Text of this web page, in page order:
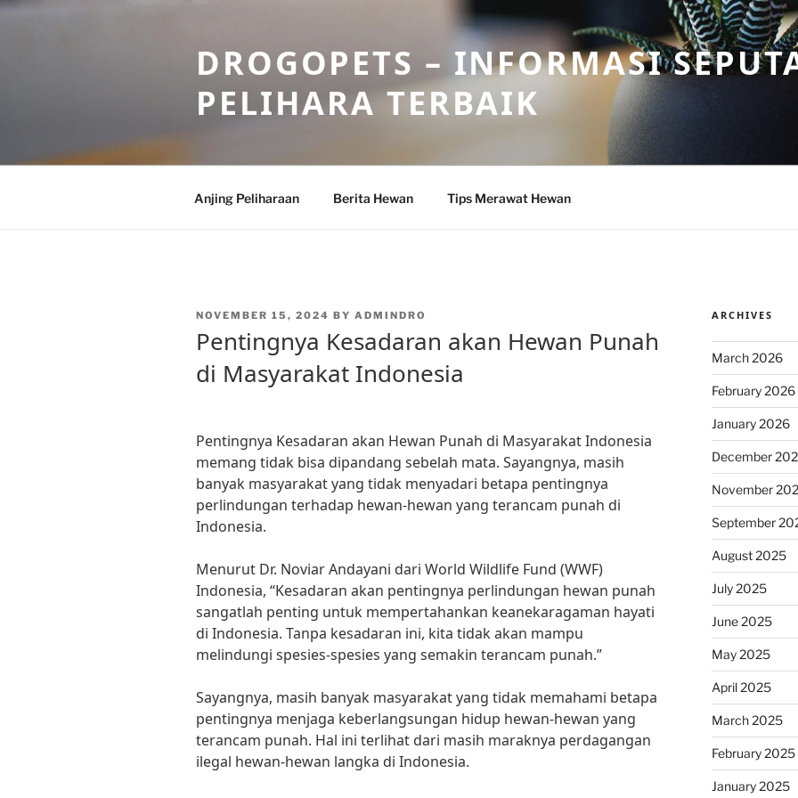
Skip
DROGOPETS – INFORMASI
PELIHARA TERBAIK
Anjing Peliharaan Berita Hewan Tips Merawat Hewan
POSTED
NOVEMBER 15, 2024 BY ADMINDRO
Pentingnya Kesadaran akan Hewan Punah
di Masyarakat Indonesia
Pentingnya Kesadaran akan Hewan Punah di Masyarakat Indonesia
memang tidak bisa dipandang sebelah mata. Sayangnya, masih
banyak masyarakat yang tidak menyadari betapa pentingnya
perlindungan terhadap hewan-hewan yang terancam punah di
Indonesia.
Menurut Dr. Noviar Andayani dari World Wildlife Fund (WWF)
Indonesia, “Kesadaran akan pentingnya perlindungan hewan punah
sangatlah penting untuk mempertahankan keanekaragaman hayati
di Indonesia. Tanpa kesadaran ini, kita tidak akan mampu
melindungi spesies-spesies yang semakin terancam punah.”
Sayangnya, masih banyak masyarakat yang tidak memahami betapa
pentingnya menjaga keberlangsungan hidup hewan-hewan yang
terancam punah. Hal ini terlihat dari masih maraknya perdagangan
ilegal hewan-hewan langka di Indonesia.
ARCHIVES
March 2026
February 2026
January 2026
December
November
September
August 2025
July 2025
June 2025
May 2025
April 2025
March 2025
February 2025
January 2025